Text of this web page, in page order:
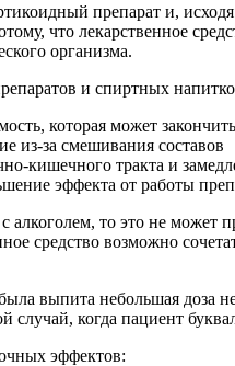
препарат и,
что лекарственное
организма.
и спиртных
которая может
из-за смешивания составов
кишечного тракта и
эффекта от работы
алкоголем, то это не может
средство возможно
выпита небольшая доза
случай, когда пациент
эффектов: